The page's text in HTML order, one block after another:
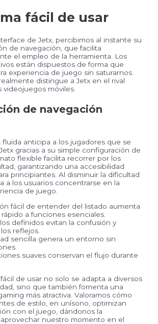
fácil de usar
de Jetx, percibimos al instante su
de navegación, que facilita
el empleo de la herramienta. Los
están dispuestos de forma que
experiencia de juego sin saturarnos.
distingue a Jetx en el rival
videojuegos móviles.
de navegación
fluida anticipa a los jugadores que se
gracias a su simple configuración de
flexible facilita recorrer por los
garantizando una accesibilidad
principiantes. Al disminuir la dificultad
a los usuarios concentrarse en la
de juego.
fácil de entender del listado aumenta
a funciones esenciales.
definidos evitan la confusión y
reflejos.
sencilla genera un entorno sin
suaves conservan el flujo durante
de usar no solo se adapta a diversos
sino que también fomenta una
más atractiva. Valoramos cómo
de estilo, en unísono, optimizan
con el juego, dándonos la
nuestro momento en el